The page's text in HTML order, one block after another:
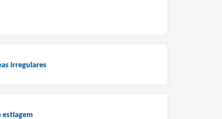
irregulares
estiagem